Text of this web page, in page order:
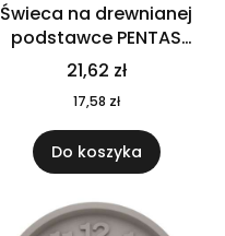
Świeca na drewnianej
podstawce PENTAS
MO6282-40
21,62 zł
17,58 zł
Do koszyka